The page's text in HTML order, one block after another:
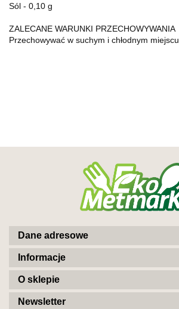
Sól - 0,10 g
ZALECANE WARUNKI PRZECHOWYWANIA
Przechowywać w suchym i chłodnym miejscu.
Dane adresowe
Informacje
O sklepie
Newsletter